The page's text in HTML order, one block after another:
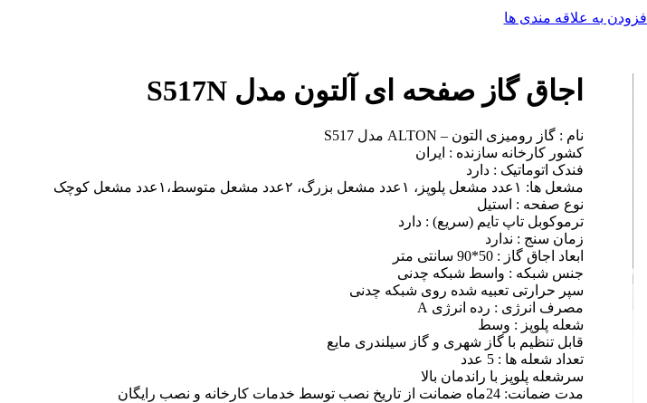
افزودن به علاقه مندی ها
اجاق گاز صفحه ای آلتون مدل S517N
نام : گاز رومیزی التون – ALTON مدل S517
کشور کارخانه سازنده : ایران
فندک اتوماتیک : دارد
مشعل ها: ۱عدد مشعل پلوپز، ۱عدد مشعل بزرگ، ۲عدد مشعل متوسط،۱عدد مشعل کوچک
نوع صفحه : استیل
ترموکوبل تاپ تایم (سریع) : دارد
زمان سنج : ندارد
ابعاد اجاق گاز : 50*90 سانتی متر
جنس شبکه : واسط شبکه چدنی
سپر حرارتی تعبیه شده روی شبکه چدنی
مصرف انرژی : رده انرژی A
شعله پلوپز : وسط
قابل تنظیم با گاز شهری و گاز سیلندری مایع
تعداد شعله ها : 5 عدد
سرشعله پلوپز با راندمان بالا
مدت ضمانت: 24ماه ضمانت از تاریخ نصب توسط خدمات کارخانه و نصب رایگان